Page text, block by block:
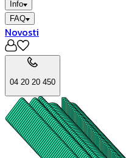
Info
FAQ
Novosti
04 20 20 450